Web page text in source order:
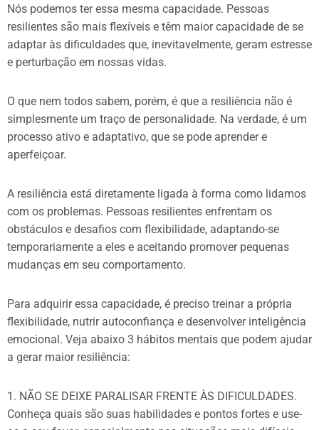
Nós podemos ter essa mesma capacidade. Pessoas
resilientes são mais flexíveis e têm maior capacidade de se
adaptar às dificuldades que, inevitavelmente, geram estresse
e perturbação em nossas vidas.
O que nem todos sabem, porém, é que a resiliência não é
simplesmente um traço de personalidade. Na verdade, é um
processo ativo e adaptativo, que se pode aprender e
aperfeiçoar.
A resiliência está diretamente ligada à forma como lidamos
com os problemas. Pessoas resilientes enfrentam os
obstáculos e desafios com flexibilidade, adaptando-se
temporariamente a eles e aceitando promover pequenas
mudanças em seu comportamento.
Para adquirir essa capacidade, é preciso treinar a própria
flexibilidade, nutrir autoconfiança e desenvolver inteligência
emocional. Veja abaixo 3 hábitos mentais que podem ajudar
a gerar maior resiliência:
1. NÃO SE DEIXE PARALISAR FRENTE ÀS DIFICULDADES.
Conheça quais são suas habilidades e pontos fortes e use-